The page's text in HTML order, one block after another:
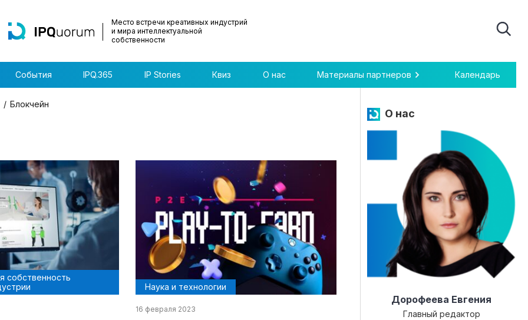
Место встречи креативных индустрий
и мира интеллектуальной
собственности
События IPQ.365 IP Stories Квиз О нас Материалы партнеров Календарь
Блокчейн
собственность
Наука и технологии
16 февраля 2023
О нас
Дорофеева Евгения
Главный редактор